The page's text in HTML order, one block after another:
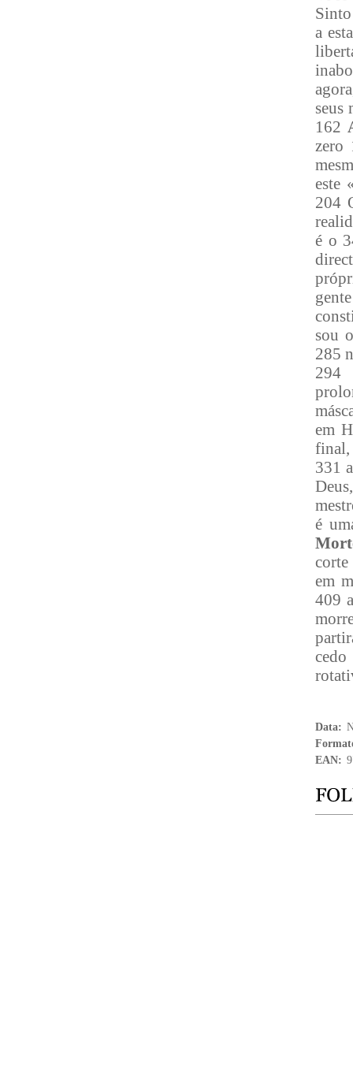
a
seus
162
zero
este
204
é o
sou
285
294
em
final,
331
é
em
409
Data:
EAN: